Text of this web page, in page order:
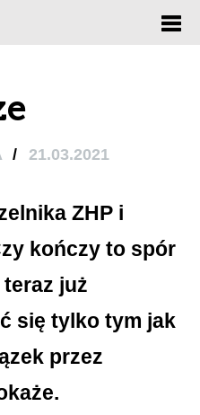
/ 21.03.2021
ZHP i
kończy to spór
teraz już
się tylko tym jak
przez